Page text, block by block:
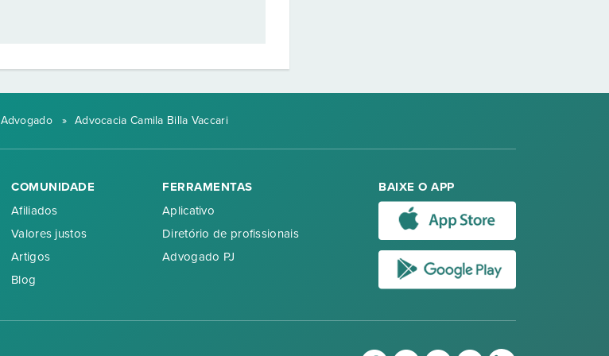
Advogado » Advocacia Camila Billa Vaccari
COMUNIDADE
Afiliados
Valores justos
Artigos
Blog
FERRAMENTAS
Aplicativo
Diretório de profissionais
Advogado PJ
BAIXE O APP